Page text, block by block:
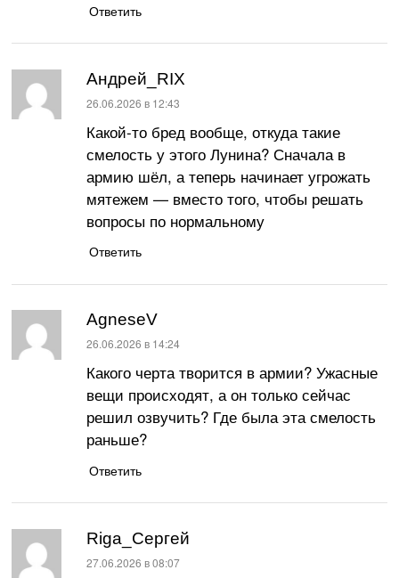
Ответить
Андрей_RIX
:
26.06.2026 в 12:43
Какой-то бред вообще, откуда такие
смелость у этого Лунина? Сначала в
армию шёл, а теперь начинает угрожать
мятежем — вместо того, чтобы решать
вопросы по нормальному
Ответить
AgneseV
:
26.06.2026 в 14:24
Какого черта творится в армии? Ужасные
вещи происходят, а он только сейчас
решил озвучить? Где была эта смелость
раньше?
Ответить
Riga_Сергей
:
27.06.2026 в 08:07